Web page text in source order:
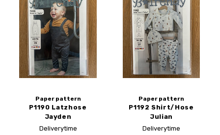
Paper pattern
P1190 Latzhose
Jayden
Papierschnittmuster
Deliverytime
Paper pattern
P1192 Shirt/Hose
Julian
Papierschnittmuster
Deliverytime